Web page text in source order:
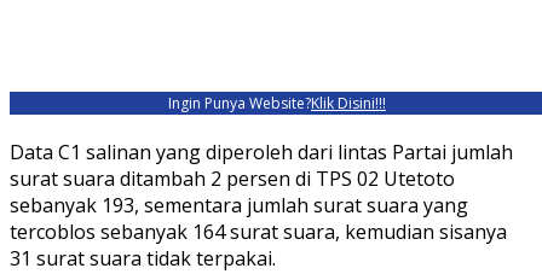
Ingin Punya Website?Klik Disini!!!
Data C1 salinan yang diperoleh dari lintas Partai jumlah
surat suara ditambah 2 persen di TPS 02 Utetoto
sebanyak 193, sementara jumlah surat suara yang
tercoblos sebanyak 164 surat suara, kemudian sisanya
31 surat suara tidak terpakai.